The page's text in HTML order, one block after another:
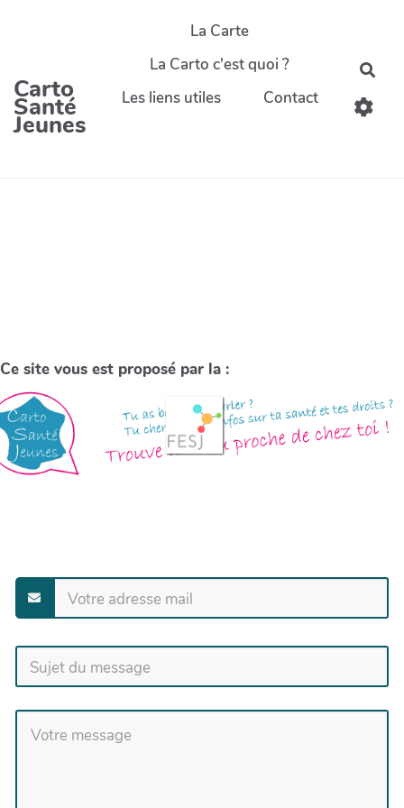
Carto
Santé
Jeunes
La Carte
La Carto c'est quoi ?
Les liens utiles
Contact
Ce site vous est proposé par la :